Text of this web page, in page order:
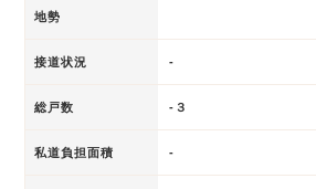
地勢
接道状況 -
総戸数 -３
私道負担面積 -